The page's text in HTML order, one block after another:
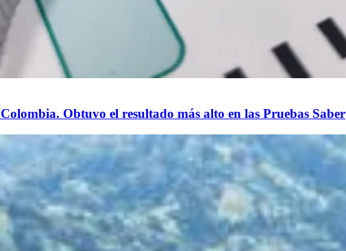
Obtuvo el resultado más alto en las Pruebas Saber